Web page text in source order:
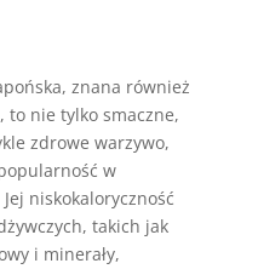
znana również
to nie tylko smaczne,
zdrowe warzywo,
w
niskokaloryczność
takich jak
i minerały,